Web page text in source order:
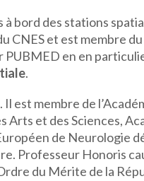
à bord des stations
CNES et est membre
en en
.
est membre de
et des Sciences,
de
Professeur Honoris
du Mérite de la